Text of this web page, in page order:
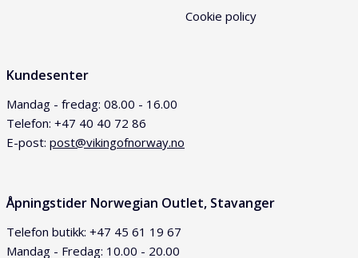
Cookie policy
Kundesenter
Mandag - fredag: 08.00 - 16.00
Telefon: +47 40 40 72 86
E-post: post@vikingofnorway.no
Åpningstider Norwegian Outlet, Stavanger
Telefon butikk: +47 45 61 19 67
Mandag - Fredag: 10.00 - 20.00